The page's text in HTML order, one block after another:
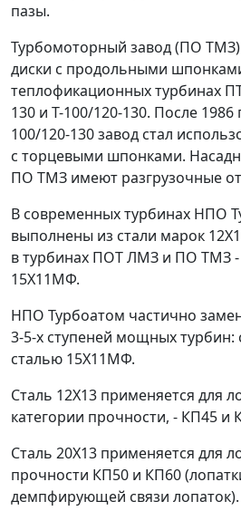
пазы.
Турбомоторный завод (ПО
диски с продольными
теплофикационных турбинах
130 и T-100/120-130. После 1986
100/120-130 завод стал
с торцевыми шпонками.
ПО ТМЗ имеют разгрузочные
В современных турбинах НПО
выполнены из стали марок
в турбинах ПОТ ЛМЗ и ПО ТМЗ -
15Х11МФ.
НПО Турбоатом частично
3-5-х ступеней мощных турбин:
сталью 15Х11МФ.
Сталь 12X13 применяется для
категории прочности, - КП45 и
Сталь 20Х13 применяется для
прочности КП50 и КП60
демпфирующей связи лопаток).